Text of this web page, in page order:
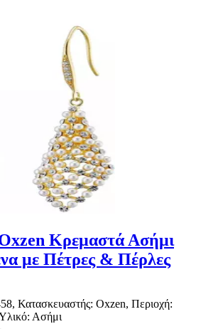
Κρεμαστά Ασήμι
με Πέτρες & Πέρλες
Κατασκευαστής: Oxzen, Περιοχή:
Ασήμι